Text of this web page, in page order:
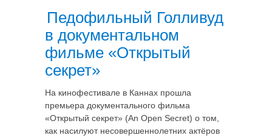
Педофильный Голливуд
в документальном
фильме «Открытый
секрет»
На кинофестивале в Каннах прошла
премьера документального фильма
«Открытый секрет» (An Open Secret) о том,
как насилуют несовершеннолетних актёров